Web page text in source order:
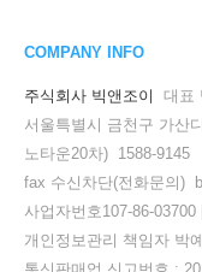
COMPANY INFO
주식회사 빅앤조이
대표
서울특별시 금천구 가산
노타운20차) 1588-9145
fax 수신차단(전화문의)
사업자번호107-86-03700
개인정보관리 책임자 박